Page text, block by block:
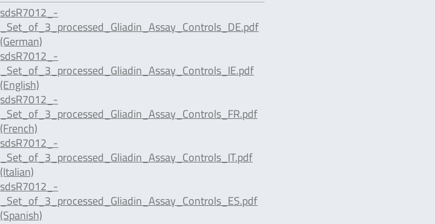
sdsR7012_-
_Set_of_3_processed_Gliadin_Assay_Controls_DE.pdf
(German)
sdsR7012_-
_Set_of_3_processed_Gliadin_Assay_Controls_IE.pdf
(English)
sdsR7012_-
_Set_of_3_processed_Gliadin_Assay_Controls_FR.pdf
(French)
sdsR7012_-
_Set_of_3_processed_Gliadin_Assay_Controls_IT.pdf
(Italian)
sdsR7012_-
_Set_of_3_processed_Gliadin_Assay_Controls_ES.pdf
(Spanish)